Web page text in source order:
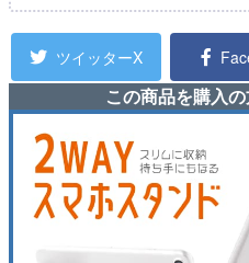
ツイッターX
この商品を購入